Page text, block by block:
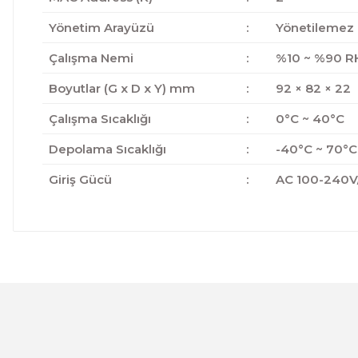
Yönetim Arayüzü
:
Yönetilemez
Çalışma Nemi
:
%10 ~ %90
Boyutlar (G x D x Y) mm
:
92 × 82 × 22
Çalışma Sıcaklığı
:
0°C ~ 40°C
Depolama Sıcaklığı
:
-40°C ~ 70°C
Giriş Gücü
: AC 100-